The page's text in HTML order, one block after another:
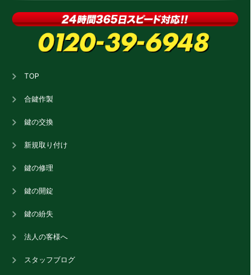
TOP
合鍵作製
鍵の交換
新規取り付け
鍵の修理
鍵の開錠
鍵の紛失
法人の客様へ
スタッフブログ